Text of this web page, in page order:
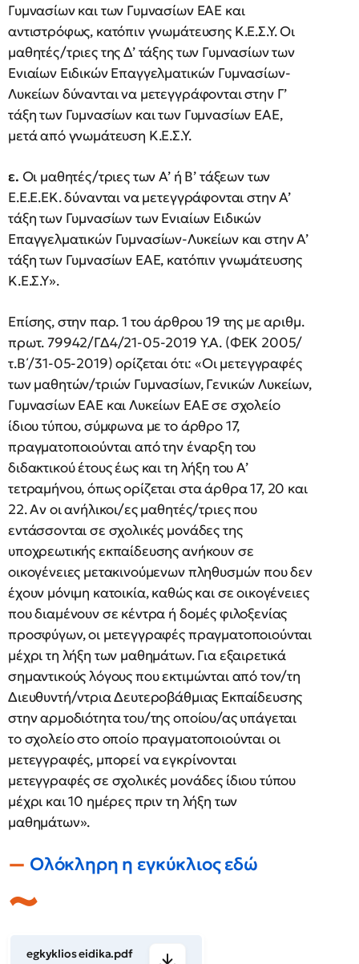
Γυμνασίων και των Γυμνασίων ΕΑΕ και
αντιστρόφως, κατόπιν γνωμάτευσης Κ.Ε.Σ.Υ. Οι
μαθητές/τριες της Δ’ τάξης των Γυμνασίων των
Ενιαίων Ειδικών Επαγγελματικών Γυμνασίων-
Λυκείων δύνανται να μετεγγράφονται στην Γ’
τάξη των Γυμνασίων και των Γυμνασίων ΕΑΕ,
μετά από γνωμάτευση Κ.Ε.Σ.Υ.
ε. Οι μαθητές/τριες των Α’ ή Β’ τάξεων των
Ε.Ε.Ε.ΕΚ. δύνανται να μετεγγράφονται στην Α’
τάξη των Γυμνασίων των Ενιαίων Ειδικών
Επαγγελματικών Γυμνασίων-Λυκείων και στην Α’
τάξη των Γυμνασίων ΕΑΕ, κατόπιν γνωμάτευσης
Κ.Ε.Σ.Υ».
Επίσης, στην παρ. 1 του άρθρου 19 της με αριθμ.
πρωτ. 79942/ΓΔ4/21-05-2019 Υ.Α. (ΦΕΚ 2005/
τ.Β΄/31-05-2019) ορίζεται ότι: «Οι μετεγγραφές
των μαθητών/τριών Γυμνασίων, Γενικών Λυκείων,
Γυμνασίων ΕΑΕ και Λυκείων ΕΑΕ σε σχολείο
ίδιου τύπου, σύμφωνα με το άρθρο 17,
πραγματοποιούνται από την έναρξη του
διδακτικού έτους έως και τη λήξη του Α’
τετραμήνου, όπως ορίζεται στα άρθρα 17, 20 και
22. Αν οι ανήλικοι/ες μαθητές/τριες που
εντάσσονται σε σχολικές μονάδες της
υποχρεωτικής εκπαίδευσης ανήκουν σε
οικογένειες μετακινούμενων πληθυσμών που δεν
έχουν μόνιμη κατοικία, καθώς και σε οικογένειες
που διαμένουν σε κέντρα ή δομές φιλοξενίας
προσφύγων, οι μετεγγραφές πραγματοποιούνται
μέχρι τη λήξη των μαθημάτων. Για εξαιρετικά
σημαντικούς λόγους που εκτιμώνται από τον/τη
Διευθυντή/ντρια Δευτεροβάθμιας Εκπαίδευσης
στην αρμοδιότητα του/της οποίου/ας υπάγεται
το σχολείο στο οποίο πραγματοποιούνται οι
μετεγγραφές, μπορεί να εγκρίνονται
μετεγγραφές σε σχολικές μονάδες ίδιου τύπου
μέχρι και 10 ημέρες πριν τη λήξη των
μαθημάτων».
Ολόκληρη η εγκύκλιος εδώ
egkyklios eidika.pdf